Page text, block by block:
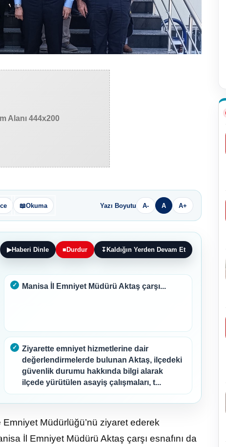
Alanı 444x200
📖Okuma Yazı Boyutu A- A A+
▶Haberi Dinle ■ Durdur ↧ Kaldığın Yerden Devam Et
Manisa İl Emniyet Müdürü Aktaş çarşı...
Ziyarette emniyet hizmetlerine dair
değerlendirmelerde bulunan Aktaş, ilçedeki
güvenlik durumu hakkında bilgi alarak
ilçede yürütülen asayiş çalışmaları, t...
Müdürlüğü’nü ziyaret ederek
İl Emniyet Müdürü Aktaş çarşı esnafını da